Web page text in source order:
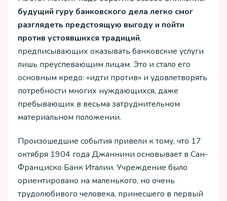
будущий гуру банковского дела легко смог
разглядеть предстоящую выгоду и пойти
против устоявшихся традиций,
предписывающих оказывать банковские услуги
лишь преуспевающим лицам. Это и стало его
основным кредо: «идти против» и удовлетворять
потребности многих нуждающихся, даже
пребывающих в весьма затруднительном
материальном положении.
Произошедшие события привели к тому, что 17
октября 1904 года Джаннини основывает в Сан-
Франциско Банк Италии. Учреждение было
ориентировано на маленького, но очень
трудолюбивого человека, принесшего в первый